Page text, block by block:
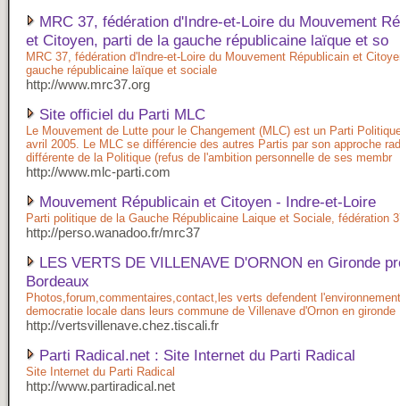
MRC 37, fédération d'Indre-et-Loire du Mouvement
et Citoyen, parti de la gauche républicaine laïque et so
MRC 37, fédération d'Indre-et-Loire du Mouvement Républicain et
gauche républicaine laïque et sociale
http://www.mrc37.org
Site officiel du Parti MLC
Le Mouvement de Lutte pour le Changement (MLC) est un Parti
avril 2005. Le MLC se différencie des autres Partis par son approche
différente de la Politique (refus de l'ambition personnelle de ses membr
http://www.mlc-parti.com
Mouvement Républicain et Citoyen - Indre-et-Loire
Parti politique de la Gauche Républicaine Laique et Sociale, fédération
http://perso.wanadoo.fr/mrc37
LES VERTS DE VILLENAVE D'ORNON en Gironde
Bordeaux
Photos,forum,commentaires,contact,les verts defendent
democratie locale dans leurs commune de Villenave d'Ornon en gironde
http://vertsvillenave.chez.tiscali.fr
Parti Radical.net : Site Internet du Parti Radical
Site Internet du Parti Radical
http://www.partiradical.net